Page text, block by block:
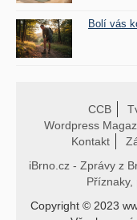
Bolí vás
CCB
Wordpress
Kontakt
iBrno.cz - Zprávy z
Copyright © 2023